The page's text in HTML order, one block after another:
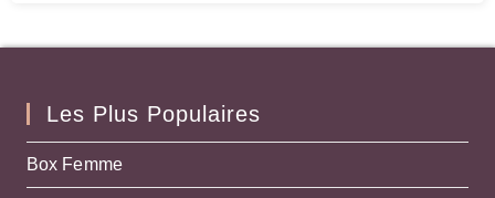
Les Plus Populaires
Box Femme